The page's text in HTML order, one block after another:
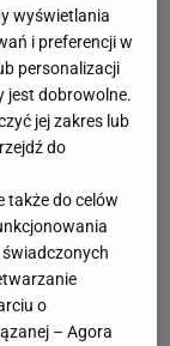
wyświetlania
i preferencji w
personalizacji
jest dobrowolne.
jej zakres lub
do
także do celów
o
– Agora